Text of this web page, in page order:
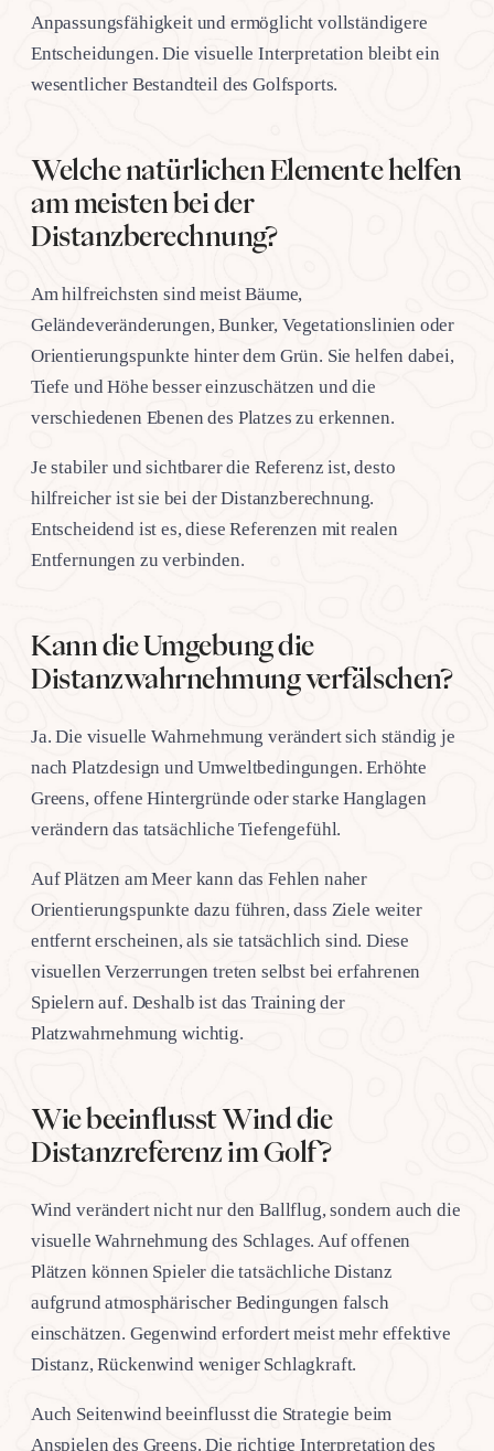
Anpassungsfähigkeit und ermöglicht vollständigere
Entscheidungen. Die visuelle Interpretation bleibt ein
wesentlicher Bestandteil des Golfsports.
Welche natürlichen Elemente helfen
am meisten bei der
Distanzberechnung?
Am hilfreichsten sind meist Bäume,
Geländeveränderungen, Bunker, Vegetationslinien oder
Orientierungspunkte hinter dem Grün. Sie helfen dabei,
Tiefe und Höhe besser einzuschätzen und die
verschiedenen Ebenen des Platzes zu erkennen.
Je stabiler und sichtbarer die Referenz ist, desto
hilfreicher ist sie bei der Distanzberechnung.
Entscheidend ist es, diese Referenzen mit realen
Entfernungen zu verbinden.
Kann die Umgebung die
Distanzwahrnehmung verfälschen?
Ja. Die visuelle Wahrnehmung verändert sich ständig je
nach Platzdesign und Umweltbedingungen. Erhöhte
Greens, offene Hintergründe oder starke Hanglagen
verändern das tatsächliche Tiefengefühl.
Auf Plätzen am Meer kann das Fehlen naher
Orientierungspunkte dazu führen, dass Ziele weiter
entfernt erscheinen, als sie tatsächlich sind. Diese
visuellen Verzerrungen treten selbst bei erfahrenen
Spielern auf. Deshalb ist das Training der
Platzwahrnehmung wichtig.
Wie beeinflusst Wind die
Distanzreferenz im Golf?
Wind verändert nicht nur den Ballflug, sondern auch die
visuelle Wahrnehmung des Schlages. Auf offenen
Plätzen können Spieler die tatsächliche Distanz
aufgrund atmosphärischer Bedingungen falsch
einschätzen. Gegenwind erfordert meist mehr effektive
Distanz, Rückenwind weniger Schlagkraft.
Auch Seitenwind beeinflusst die Strategie beim
Anspielen des Greens. Die richtige Interpretation des